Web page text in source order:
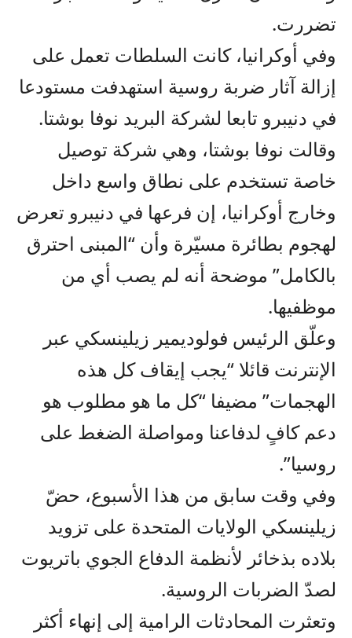
تضررت.
وفي أوكرانيا، كانت السلطات تعمل على
إزالة آثار ضربة روسية استهدفت مستودعا
في دنيبرو تابعا لشركة البريد نوفا بوشتا.
وقالت نوفا بوشتا، وهي شركة توصيل
خاصة تستخدم على نطاق واسع داخل
وخارج أوكرانيا، إن فرعها في دنيبرو تعرض
لهجوم بطائرة مسيّرة وأن “المبنى احترق
بالكامل” موضحة أنه لم يصب أي من
موظفيها.
وعلّق الرئيس فولوديمير زيلينسكي عبر
الإنترنت قائلا “يجب إيقاف كل هذه
الهجمات” مضيفا “كل ما هو مطلوب هو
دعم كافٍ لدفاعنا ومواصلة الضغط على
روسيا”.
وفي وقت سابق من هذا الأسبوع، حضّ
زيلينسكي الولايات المتحدة على تزويد
بلاده بذخائر لأنظمة الدفاع الجوي باتريوت
لصدّ الضربات الروسية.
وتعثرت المحادثات الرامية إلى إنهاء أكثر